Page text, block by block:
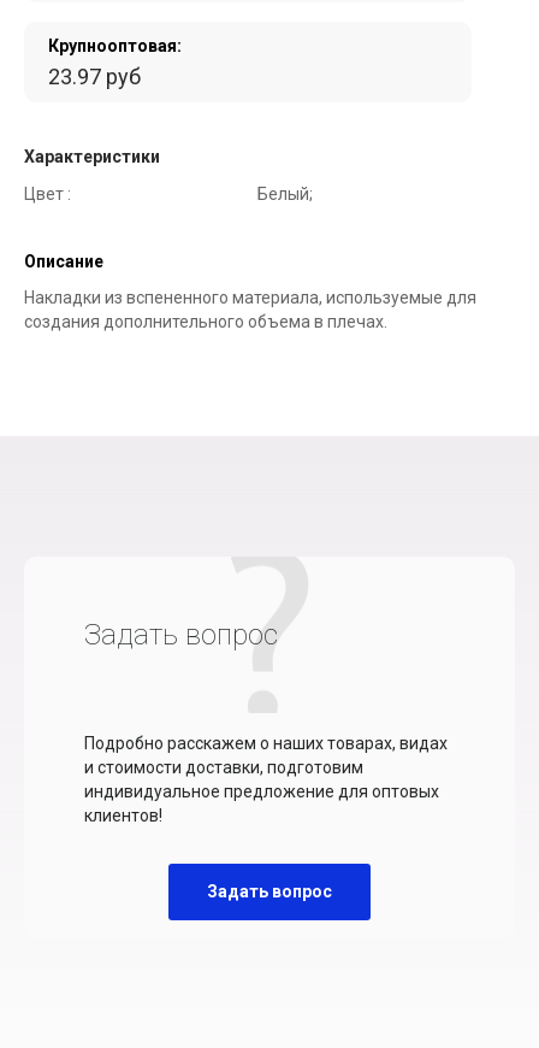
Крупнооптовая:
23.97 руб
Характеристики
Цвет :
Белый;
Описание
Накладки из вспененного материала, используемые для
создания дополнительного объема в плечах.
Задать вопрос
Подробно расскажем о наших товарах, видах
и стоимости доставки, подготовим
индивидуальное предложение для оптовых
клиентов!
Задать вопрос